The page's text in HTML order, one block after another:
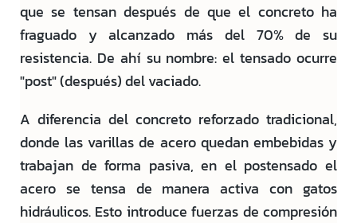
que se tensan después de que el concreto ha
fraguado y alcanzado más del 70% de su
resistencia. De ahí su nombre: el tensado ocurre
"post" (después) del vaciado.
A diferencia del concreto reforzado tradicional,
donde las varillas de acero quedan embebidas y
trabajan de forma pasiva, en el postensado el
acero se tensa de manera activa con gatos
hidráulicos. Esto introduce fuerzas de compresión